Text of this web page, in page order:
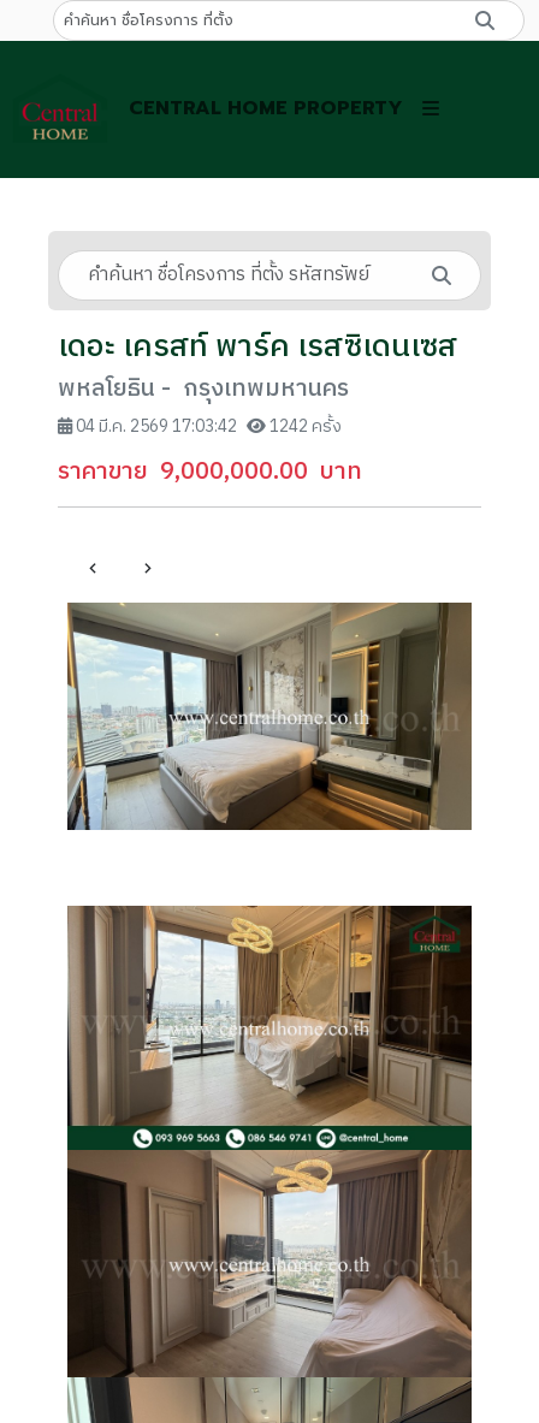
CENTRAL HOME PROPERTY
เดอะ เครสท์ พาร์ค เรสซิเดนเซส
พหลโยธิน - กรุงเทพมหานคร
04 มี.ค. 2569 17:03:42 1242 ครั้ง
ราคาขาย 9,000,000.00 บาท